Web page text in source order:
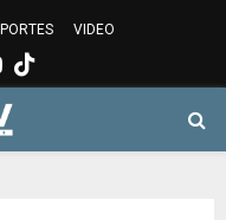
VIDEO
Youtube